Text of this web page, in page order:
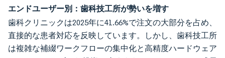
エンドユーザー別：歯科技工所が勢いを増す
歯科クリニックは2025年に41.66%で注文の大部分を占め、
直接的な患者対応を反映しています。しかし、歯科技工所
は複雑な補綴ワークフローの集中化と高精度ハードウェア